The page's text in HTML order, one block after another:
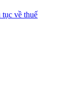
về thuế